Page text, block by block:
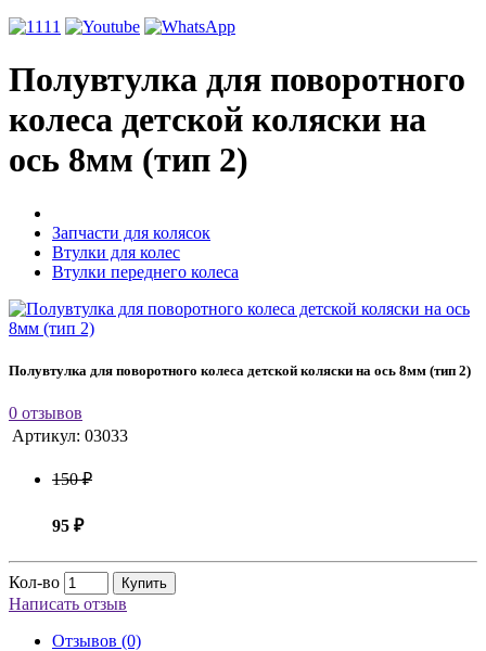
Полувтулка для поворотного
колеса детской коляски на
ось 8мм (тип 2)
Запчасти для колясок
Втулки для колес
Втулки переднего колеса
Полувтулка для поворотного колеса детской коляски на ось 8мм (тип 2)
0 отзывов
Артикул: 03033
150 ₽
95 ₽
Кол-во Купить
Написать отзыв
Отзывов (0)